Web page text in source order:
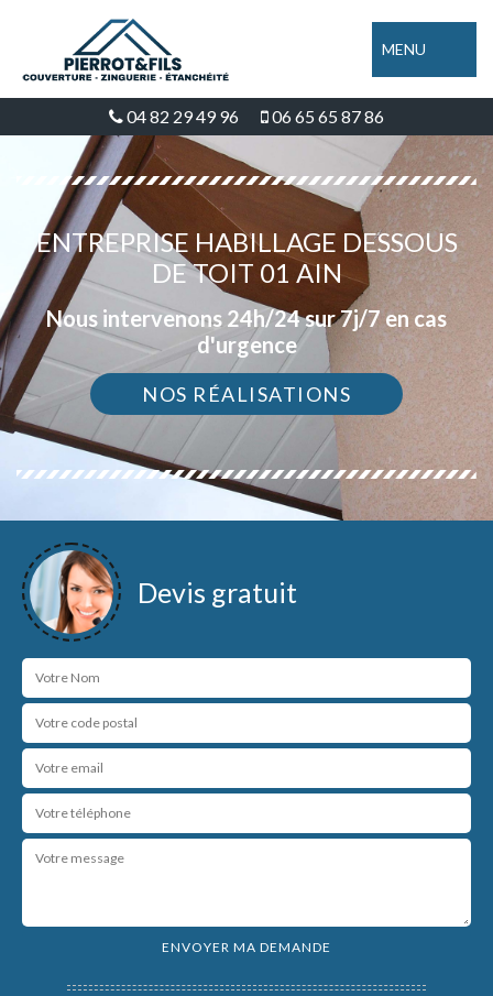
MENU
04 82 29 49 96 06 65 65 87 86
ENTREPRISE HABILLAGE DESSOUS
DE TOIT 01 AIN
Nous intervenons 24h/24 sur 7j/7 en cas
d'urgence
NOS RÉALISATIONS
Devis gratuit